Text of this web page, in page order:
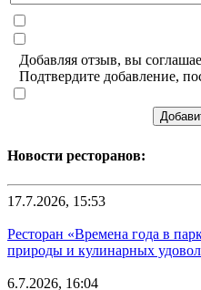
Добавляя отзыв, вы
Подтвердите добавление,
Новости ресторанов:
17.7.2026, 15:53
Ресторан «Времена года в
природы и кулинарных
6.7.2026, 16:04